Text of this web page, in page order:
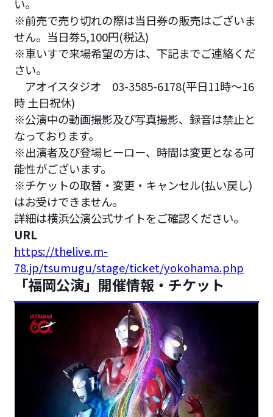
い。
※前売で売り切れの際は当日券の販売はございま
せん。当日券5,100円(税込)
※車いすで来場希望の方は、下記までご連絡くだ
さい。
アオイスタジオ 03-3585-6178(平日11時～16
時 土日祝休)
※公演中の動画撮影及び写真撮影、録音は禁止と
なっております。
※出演者及び登場ヒーロー、時間は変更となる可
能性がございます。
※チケットの取替・変更・キャンセル(払い戻し)
はお受けできません。
詳細は横浜公演公式サイトをご確認ください。
URL
https://thelive.m-
78.jp/tsumugu/stage/ticket/yokohama.php
「福岡公演」開催情報・チケット